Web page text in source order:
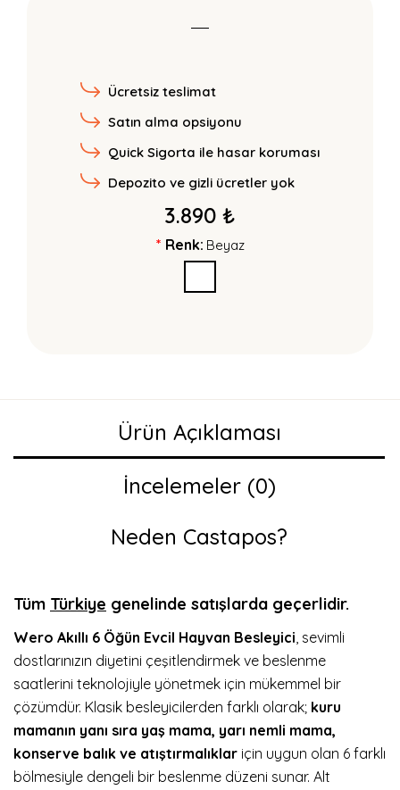
Ücretsiz teslimat
Satın alma opsiyonu
Quick Sigorta ile hasar koruması
Depozito ve gizli ücretler yok
3.890 ₺
Renk: Beyaz
Ürün Açıklaması
İncelemeler (0)
Neden Castapos?
Tüm Türkiye genelinde satışlarda geçerlidir.
Wero Akıllı 6 Öğün Evcil Hayvan Besleyici, sevimli
dostlarınızın diyetini çeşitlendirmek ve beslenme
saatlerini teknolojiyle yönetmek için mükemmel bir
çözümdür. Klasik besleyicilerden farklı olarak; kuru
mamanın yanı sıra yaş mama, yarı nemli mama,
konserve balık ve atıştırmalıklar için uygun olan 6 farklı
bölmesiyle dengeli bir beslenme düzeni sunar. Alt